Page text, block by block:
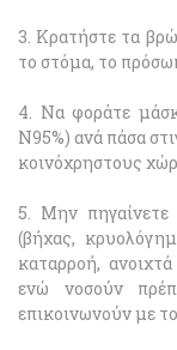
3. Κρατήστε τα
το στόμα, το
4. Να φοράτε
N95%) ανά πάσα
κοινόχρηστους
5. Μην πηγαίνετε
(βήχας,
καταρροή,
ενώ νοσούν
επικοινωνούν με